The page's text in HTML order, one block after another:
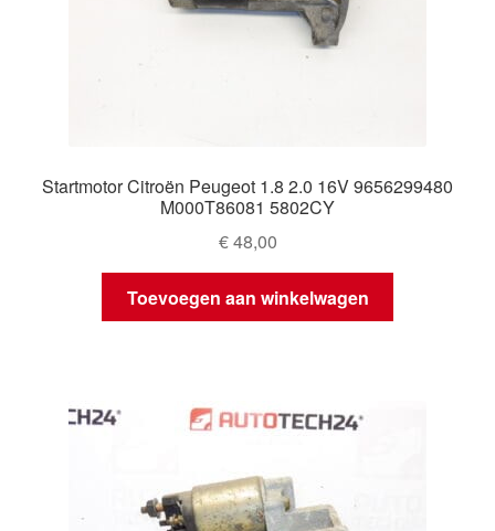
Startmotor Citroën Peugeot 1.8 2.0 16V 9656299480
M000T86081 5802CY
€48,00
Toevoegen aan winkelwagen